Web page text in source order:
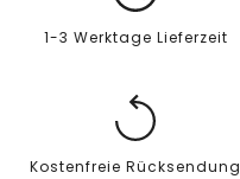
1-3 Werktage Lieferzeit
Kostenfreie Rücksendung